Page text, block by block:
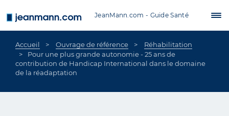
JeanMann.com - Guide Santé
Accueil Ouvrage de référence
Réhabilitation
Pour une plus grande autonomie - 25 ans de
contribution de Handicap International dans le domaine
de la réadaptation